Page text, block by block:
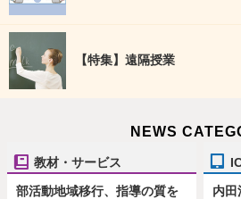
【特集】遠隔授業
NEWS
教材・サービス
部活動地域移行、指導の質を
内田